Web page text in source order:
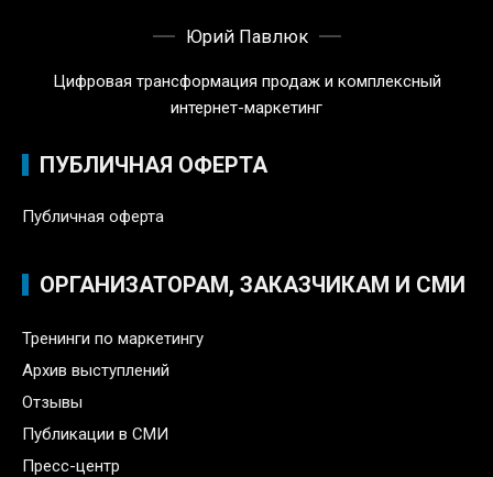
Юрий Павлюк
Цифровая трансформация продаж и комплексный
интернет-маркетинг
ПУБЛИЧНАЯ ОФЕРТА
Публичная оферта
ОРГАНИЗАТОРАМ, ЗАКАЗЧИКАМ И СМИ
Тренинги по маркетингу
Архив выступлений
Отзывы
Публикации в СМИ
Пресс-центр